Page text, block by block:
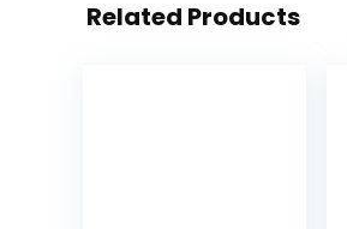
Related Products